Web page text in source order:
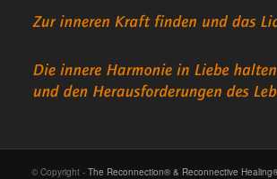
© Copyright - The Reconnection® & Reconnective